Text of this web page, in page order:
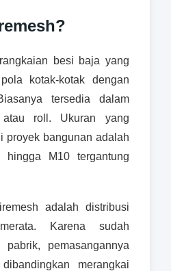
besi baja yang
kotak-kotak dengan
tersedia dalam
atau roll. Ukuran yang
proyek bangunan adalah
M10 tergantung
adalah distribusi
Karena sudah
pemasangannya
merangkai